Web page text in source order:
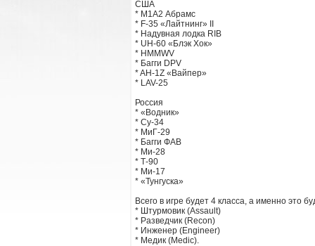
США
* M1A2 Абрамс
* F-35 «Лайтнинг» II
* Надувная лодка RIB
* UH-60 «Блэк Хок»
* HMMWV
* Багги DPV
* AH-1Z «Вайпер»
* LAV-25
Россия
* «Водник»
* Су-34
* МиГ-29
* Багги ФАВ
* Ми-28
* Т-90
* Ми-17
* «Тунгуска»
Всего в игре будет 4 класса, а именно это
* Штурмовик (Assault)
* Разведчик (Recon)
* Инженер (Engineer)
* Медик (Medic).